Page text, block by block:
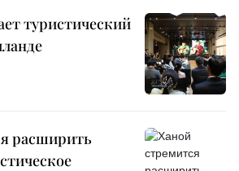
туристический
расширить